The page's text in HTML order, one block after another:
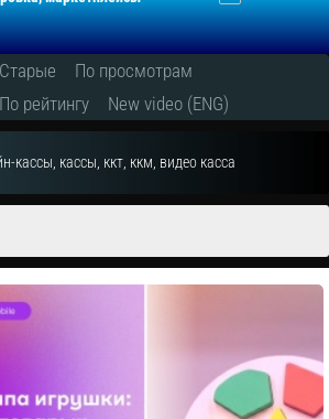
Старые
По просмотрам
По рейтингу New video (ENG)
кассы, кассы, ккт, ккм, видео касса